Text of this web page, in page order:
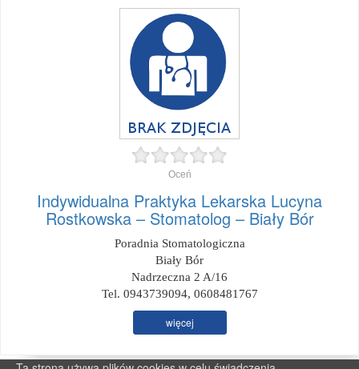
Oceń
Indywidualna Praktyka Lekarska Lucyna
Rostkowska – Stomatolog – Biały Bór
Poradnia Stomatologiczna
Biały Bór
Nadrzeczna 2 A/16
Tel. 0943739094, 0608481767
więcej